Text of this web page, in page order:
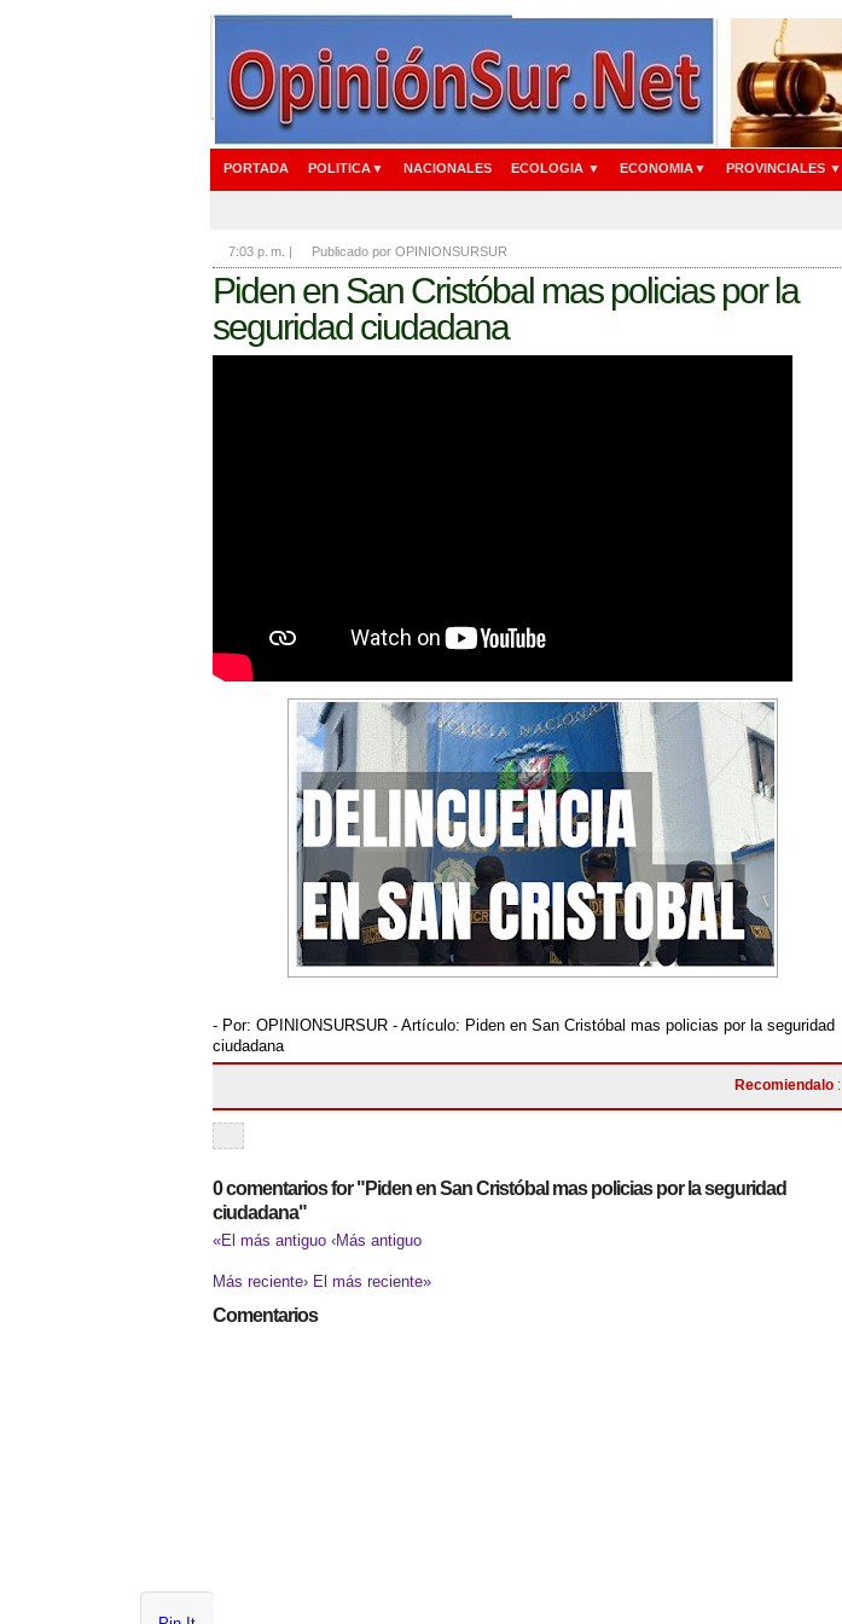
PORTADA POLITICA▼ NACIONALES ECOLOGIA ▼ ECONOMIA▼ PROVINCIALES ▼
7:03 p. m. | Publicado por OPINIONSURSUR
Piden en San Cristóbal mas policias por la
seguridad ciudadana
- Por: OPINIONSURSUR - Artículo: Piden en San Cristóbal mas policias por la seguridad
ciudadana
Recomiendalo :
0 comentarios for "Piden en San Cristóbal mas policias por la seguridad
ciudadana"
«El más antiguo ‹Más antiguo
Más reciente› El más reciente»
Comentarios